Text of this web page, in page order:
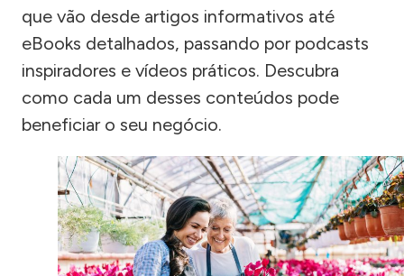
que vão desde artigos informativos até
eBooks detalhados, passando por podcasts
inspiradores e vídeos práticos. Descubra
como cada um desses conteúdos pode
beneficiar o seu negócio.